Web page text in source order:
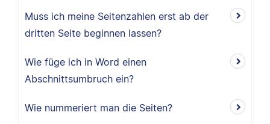
Muss ich meine Seitenzahlen erst ab der
dritten Seite beginnen lassen?
Wie füge ich in Word einen
Abschnittsumbruch ein?
Wie nummeriert man die Seiten?